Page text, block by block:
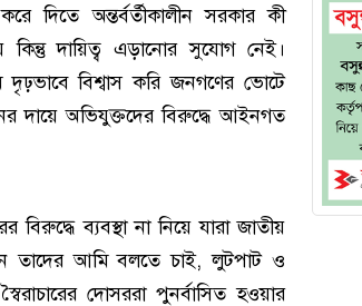
দিতে অন্তর্বর্তীকালীন সরকার কী
কিন্তু দায়িত্ব এড়ানোর সুযোগ নেই।
দৃঢ়ভাবে বিশ্বাস করি জনগণের ভোটে
দায়ে অভিযুক্তদের বিরুদ্ধে আইনগত
বিরুদ্ধে ব্যবস্থা না নিয়ে যারা জাতীয়
তাদের আমি বলতে চাই, লুটপাট ও
দোসররা পুনর্বাসিত হওয়ার